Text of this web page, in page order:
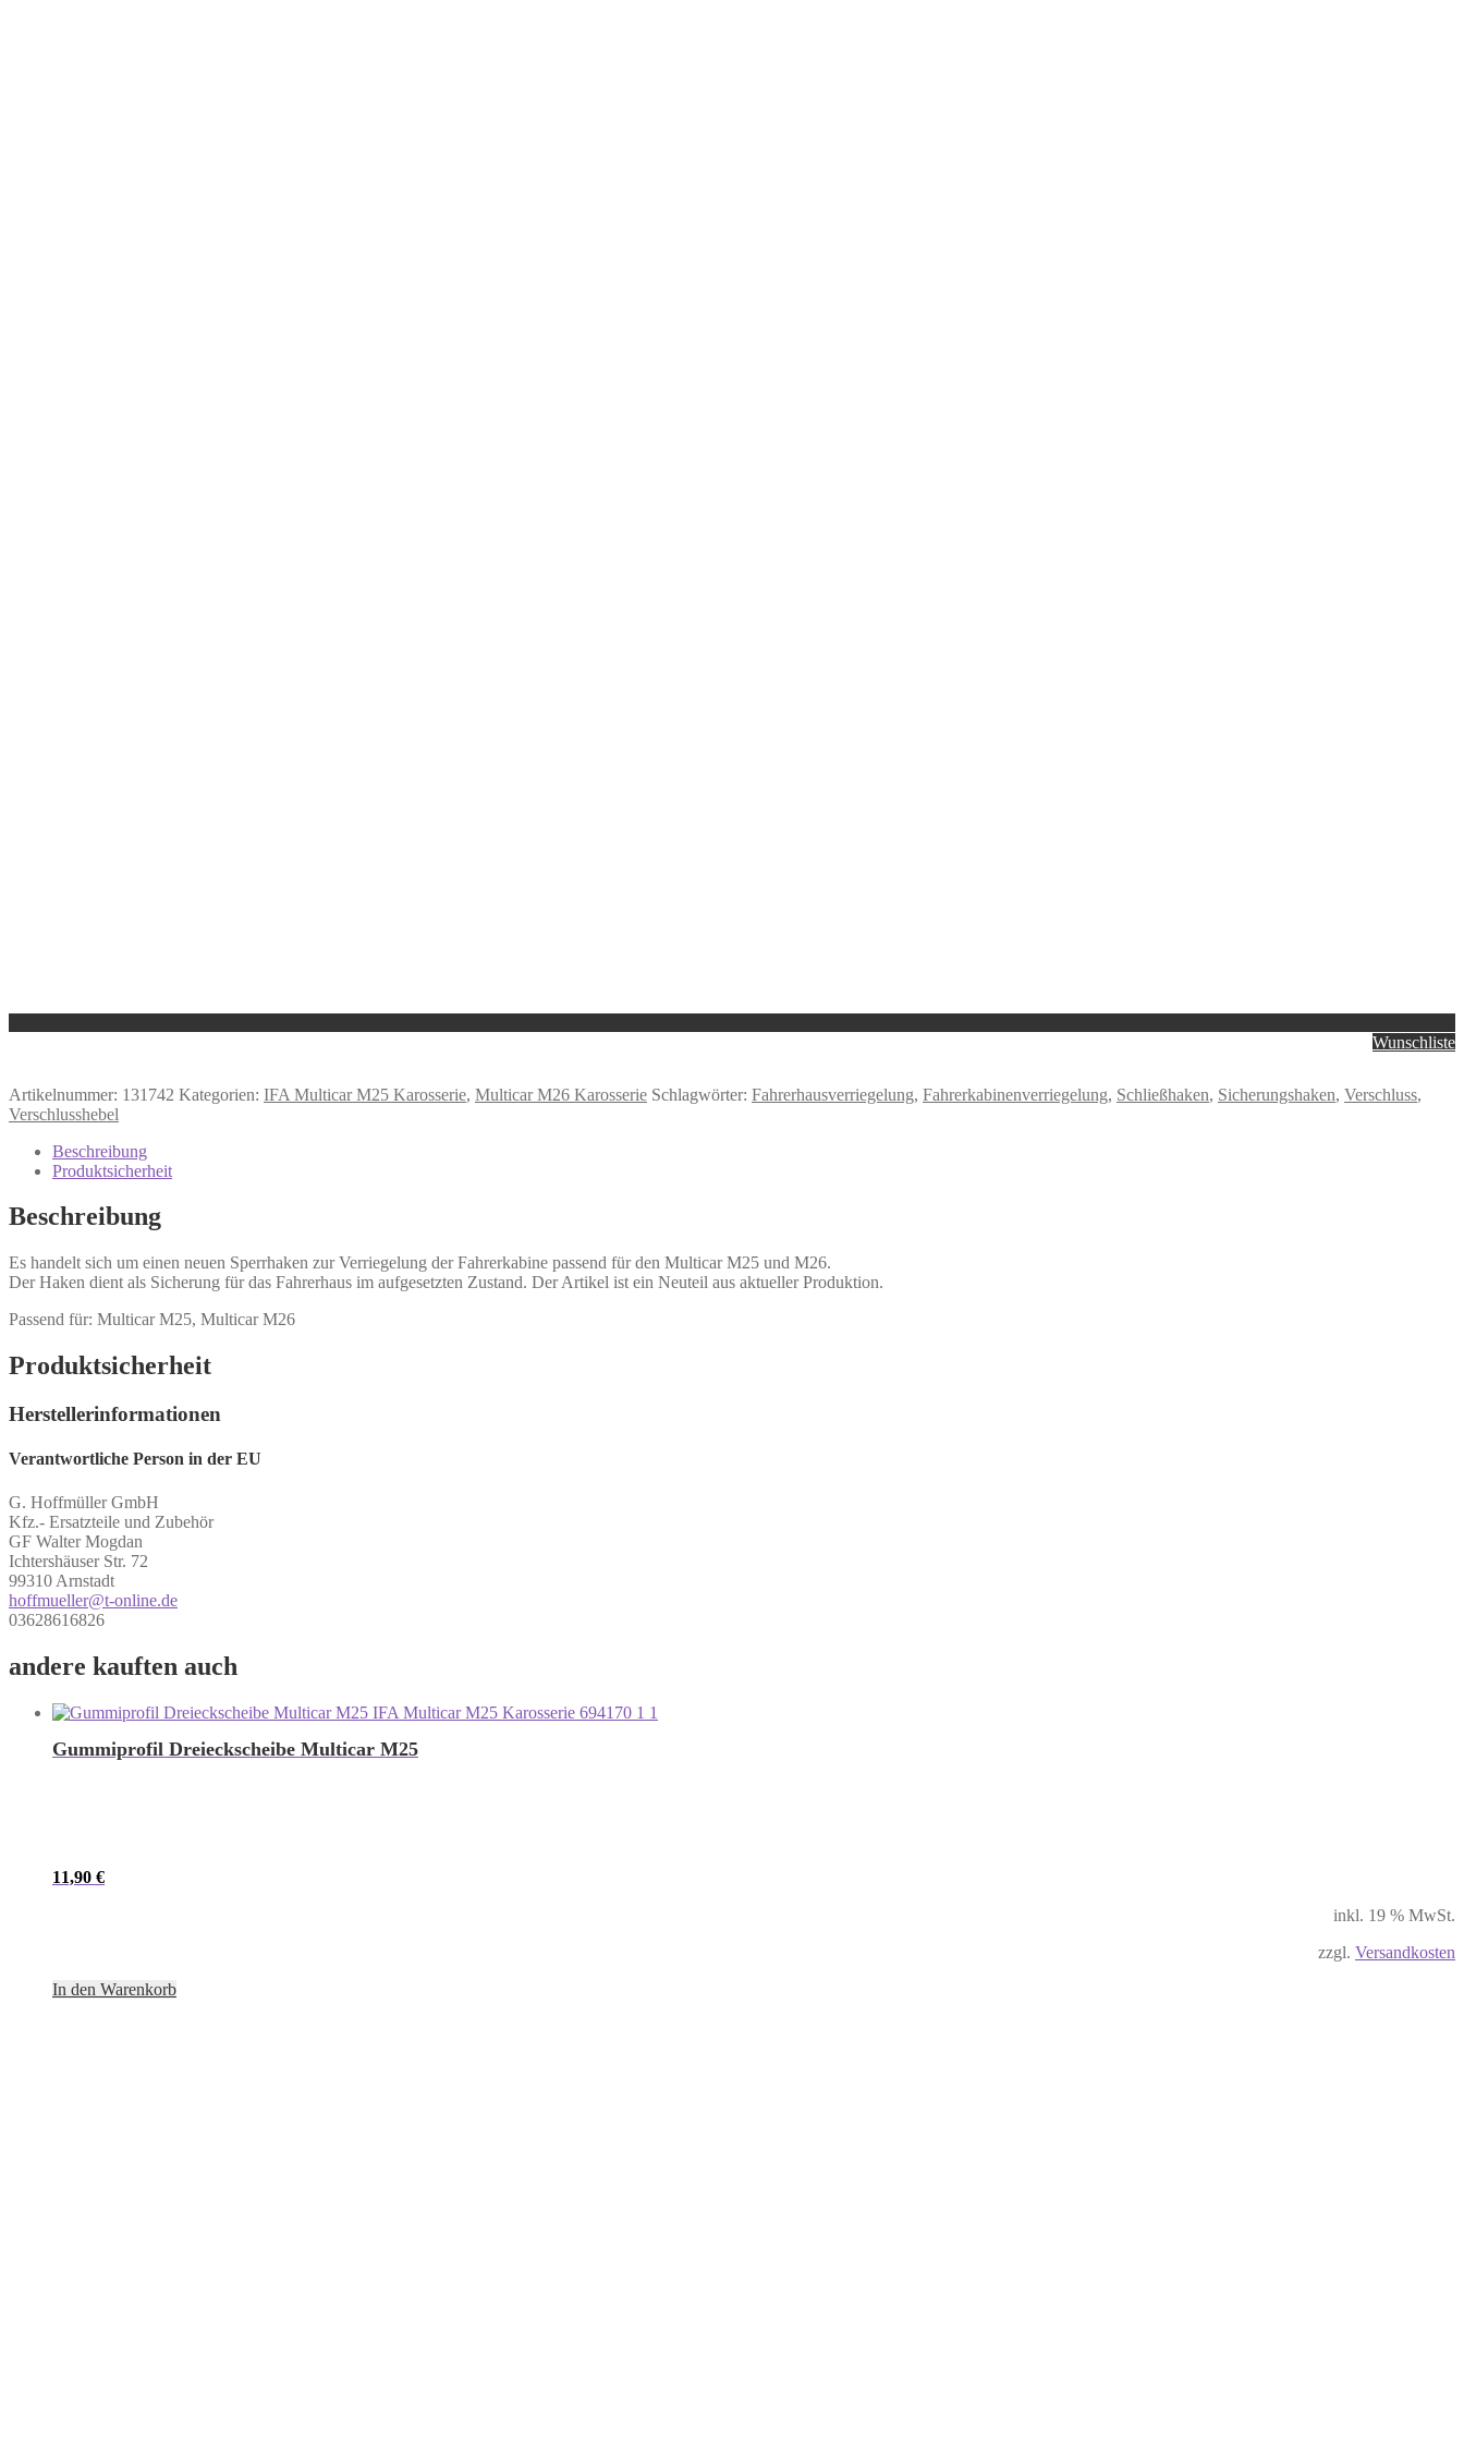
Wunschliste
Artikelnummer: 131742 Kategorien: IFA Multicar M25 Karosserie, Multicar M26 Karosserie Schlagwörter: Fahrerhausverriegelung, Fahrerkabinenverriegelung, Schließhaken, Sicherungshaken, Verschluss,
Verschlusshebel
Beschreibung
Produktsicherheit
Beschreibung
Es handelt sich um einen neuen Sperrhaken zur Verriegelung der Fahrerkabine passend für den Multicar M25 und M26.
Der Haken dient als Sicherung für das Fahrerhaus im aufgesetzten Zustand. Der Artikel ist ein Neuteil aus aktueller Produktion.
Passend für: Multicar M25, Multicar M26
Produktsicherheit
Herstellerinformationen
Verantwortliche Person in der EU
G. Hoffmüller GmbH
Kfz.- Ersatzteile und Zubehör
GF Walter Mogdan
Ichtershäuser Str. 72
99310 Arnstadt
hoffmueller@t-online.de
03628616826
andere kauften auch
Gummiprofil Dreieckscheibe Multicar M25
11,90 €
inkl. 19 % MwSt.
zzgl. Versandkosten
In den Warenkorb